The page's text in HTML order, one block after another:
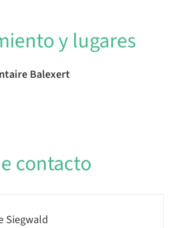
y lugares
Balexert
contacto
Siegwald